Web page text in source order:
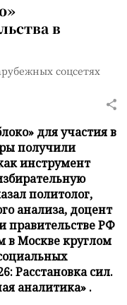
в
соцсетях
для участия в
получили
инструмент
политолог,
анализа, доцент
правительстве РФ
Москве круглом
Расстановка сил.
аналитика» .